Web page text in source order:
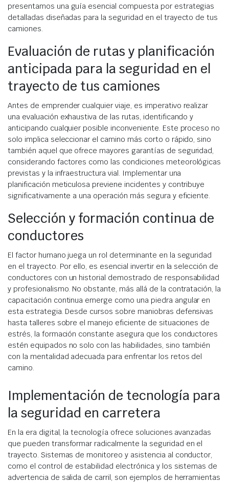
presentamos una guía esencial compuesta por estrategias
detalladas diseñadas para la seguridad en el trayecto de tus
camiones.
Evaluación de rutas y planificación
anticipada para la seguridad en el
trayecto de tus camiones
Antes de emprender cualquier viaje, es imperativo realizar
una evaluación exhaustiva de las rutas, identificando y
anticipando cualquier posible inconveniente. Este proceso no
solo implica seleccionar el camino más corto o rápido, sino
también aquel que ofrece mayores garantías de seguridad,
considerando factores como las condiciones meteorológicas
previstas y la infraestructura vial. Implementar una
planificación meticulosa previene incidentes y contribuye
significativamente a una operación más segura y eficiente.
Selección y formación continua de
conductores
El factor humano juega un rol determinante en la seguridad
en el trayecto. Por ello, es esencial invertir en la selección de
conductores con un historial demostrado de responsabilidad
y profesionalismo. No obstante, más allá de la contratación, la
capacitación continua emerge como una piedra angular en
esta estrategia. Desde cursos sobre maniobras defensivas
hasta talleres sobre el manejo eficiente de situaciones de
estrés, la formación constante asegura que los conductores
estén equipados no solo con las habilidades, sino también
con la mentalidad adecuada para enfrentar los retos del
camino.
Implementación de tecnología para
la seguridad en carretera
En la era digital, la tecnología ofrece soluciones avanzadas
que pueden transformar radicalmente la seguridad en el
trayecto. Sistemas de monitoreo y asistencia al conductor,
como el control de estabilidad electrónica y los sistemas de
advertencia de salida de carril, son ejemplos de herramientas